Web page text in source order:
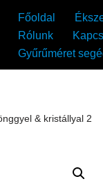
Főoldal
Rólunk
Gyűrűméret
& kristállyal 2